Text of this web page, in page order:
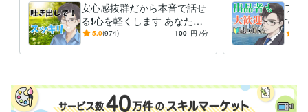
成！ ココナラ販売実績500件達成！
資格・検定
メンタル心理カウンセラー
上級心理カウンセラー 取得年 : 2024年
安心感抜群だから本音で話せ
る❗️心を軽くします あなたの
気持ちを最優先✨否定せず秘
5.0(974) 100 円 /分
フリ
て❗️
ラ出